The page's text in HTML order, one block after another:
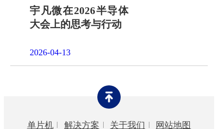
宇凡微在2026半导体
大会上的思考与行动
2026-04-13
单片机 解决方案 关于我们 网站地图